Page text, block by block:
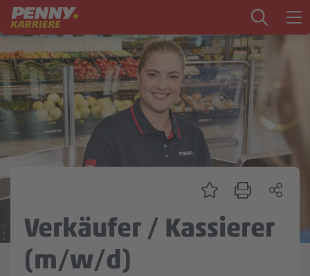
Zum Inhalt springen
Startseite
PENNY als Arbeitgeber
Ausbildung
Markt
Zentrale & Vertrieb
Mein Kandidat:innenprofil
Verkäufer / Kassierer
(m/w/d)